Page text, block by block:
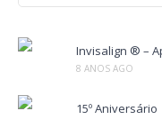
Invisalign ® –
8 ANOS AGO
15º Aniversário